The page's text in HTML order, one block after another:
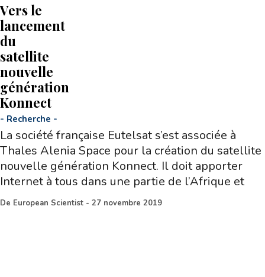
Vers le
lancement
du
satellite
nouvelle
génération
Konnect
- Recherche -
La société française Eutelsat s’est associée à
Thales Alenia Space pour la création du satellite
nouvelle génération Konnect. Il doit apporter
Internet à tous dans une partie de l’Afrique et
De European Scientist - 27 novembre 2019